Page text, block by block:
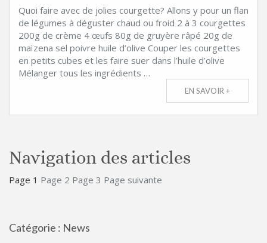
Quoi faire avec de jolies courgette? Allons y pour un flan
de légumes à déguster chaud ou froid 2 à 3 courgettes
200g de crème 4 œufs 80g de gruyère râpé 20g de
maïzena sel poivre huile d’olive Couper les courgettes
en petits cubes et les faire suer dans l’huile d’olive
Mélanger tous les ingrédients …
EN SAVOIR +
Navigation des articles
Page 1 Page 2 Page 3 Page suivante
Catégorie : News